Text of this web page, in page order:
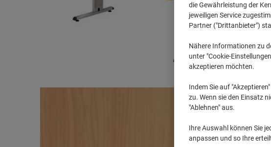
die Gewährleistung der
jeweiligen Service
Partner ("Drittanbieter")
Nähere Informationen zu
unter "Cookie-
akzeptieren möchten.
Indem Sie auf
zu. Wenn sie den Einsatz
"Ablehnen" aus.
Ihre Auswahl können Sie
anpassen und so Ihre